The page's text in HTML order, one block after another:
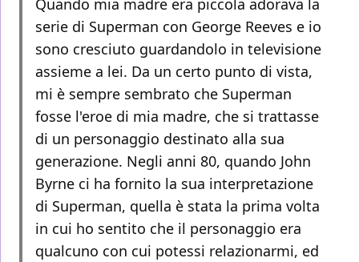
Quando mia madre era piccola adorava la
serie di Superman con George Reeves e io
sono cresciuto guardandolo in televisione
assieme a lei. Da un certo punto di vista,
mi è sempre sembrato che Superman
fosse l'eroe di mia madre, che si trattasse
di un personaggio destinato alla sua
generazione. Negli anni 80, quando John
Byrne ci ha fornito la sua interpretazione
di Superman, quella è stata la prima volta
in cui ho sentito che il personaggio era
qualcuno con cui potessi relazionarmi, ed